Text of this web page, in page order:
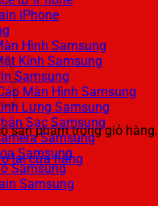
sản phẩm trong giỏ hàng.
lại cửa hàng
iPhone
Hình Samsung
Kính Samsung
Samsung
Màn Hình Samsung
Lưng Samsung
Sạc Samsung
Samsung
Samsung
Samsung
Samsung